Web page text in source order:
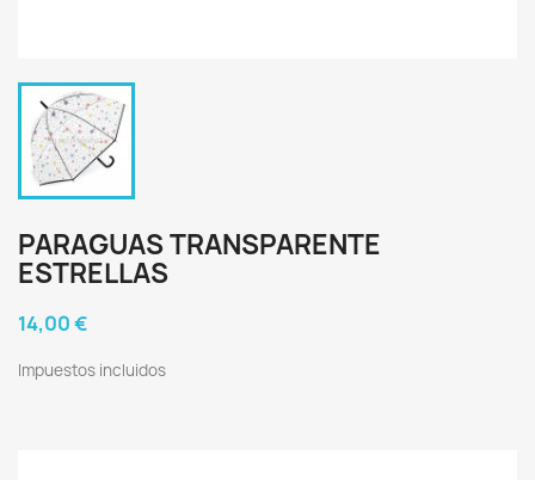
PARAGUAS TRANSPARENTE
ESTRELLAS
14,00 €
Impuestos incluidos